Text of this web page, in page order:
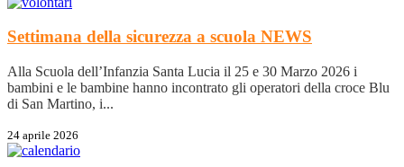
Settimana della sicurezza a scuola NEWS
Alla Scuola dell’Infanzia Santa Lucia il 25 e 30 Marzo 2026 i
bambini e le bambine hanno incontrato gli operatori della croce Blu
di San Martino, i...
24 aprile 2026